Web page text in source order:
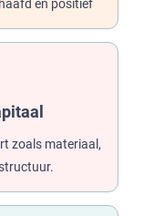
en positief
zoals materiaal,